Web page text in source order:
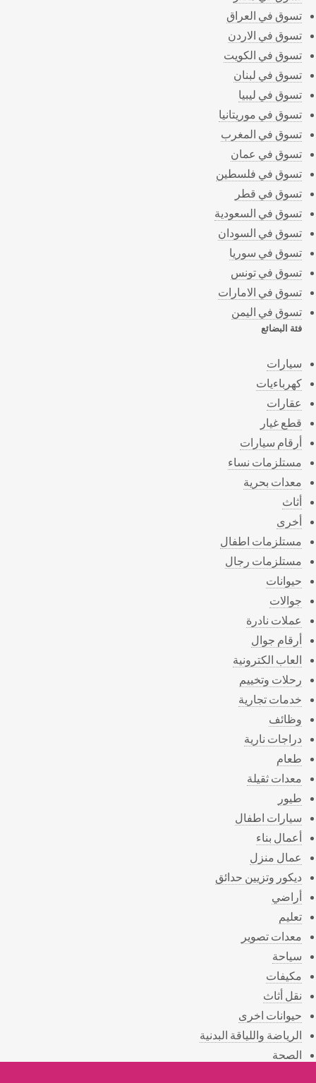
تسوق في العراق
تسوق في الاردن
تسوق في الكويت
تسوق في لبنان
تسوق في ليبيا
تسوق في موريتانيا
تسوق في المغرب
تسوق في عمان
تسوق في فلسطين
تسوق في قطر
تسوق في السعودية
تسوق في السودان
تسوق في سوريا
تسوق في تونس
تسوق في الامارات
تسوق في اليمن
فئة البضائع
سيارات
كهرباءيات
عقارات
قطع غيار
أرقام سيارات
مستلزمات نساء
معدات بحرية
أثاث
أخرى
مستلزمات اطفال
مستلزمات رجال
حيوانات
جوالات
عملات نادرة
أرقام جوال
العاب الكترونية
رحلات وتخييم
خدمات تجارية
وظائف
دراجات نارية
طعام
معدات ثقيلة
طيور
سيارات اطفال
أعمال بناء
عمال منزل
ديكور وتزيين حدائق
أراضي
تعليم
معدات تصوير
سياحة
مكيفات
نقل أثاث
حيوانات اخرى
الرياضة واللياقة البدنية
الصحة